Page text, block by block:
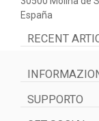
España
RECENT
SUPPORTO